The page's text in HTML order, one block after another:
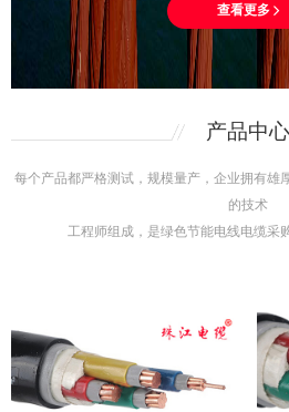
查看更多
产品中心
每个产品都严格测试，规模量产，企业拥有雄
的技术
工程师组成，是绿色节能电线电缆采